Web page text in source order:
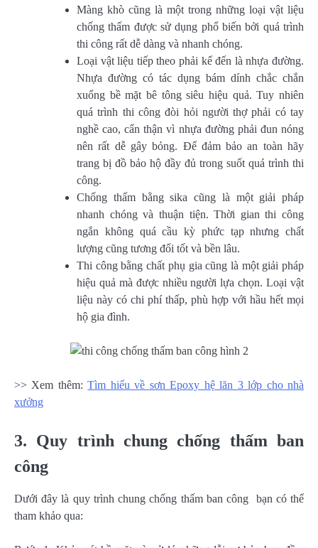
Màng khò cũng là một trong những loại vật liệu
chống thấm được sử dụng phổ biến bởi quá trình
thi công rất dễ dàng và nhanh chóng.
Loại vật liệu tiếp theo phải kể đến là nhựa đường.
Nhựa đường có tác dụng bám dính chắc chắn
xuống bề mặt bê tông siêu hiệu quả. Tuy nhiên
quá trình thi công đòi hỏi người thợ phải có tay
nghề cao, cẩn thận vì nhựa đường phải đun nóng
nên rất dễ gây bỏng. Để đảm bảo an toàn hãy
trang bị đồ bảo hộ đầy đủ trong suốt quá trình thi
công.
Chống thấm bằng sika cũng là một giải pháp
nhanh chóng và thuận tiện. Thời gian thi công
ngắn không quá cầu kỳ phức tạp nhưng chất
lượng cũng tương đối tốt và bền lâu.
Thi công bằng chất phụ gia cũng là một giải pháp
hiệu quả mà được nhiều người lựa chọn. Loại vật
liệu này có chi phí thấp, phù hợp với hầu hết mọi
hộ gia đình.
>> Xem thêm:Tìm hiểu về sơn Epoxy hệ lăn 3 lớp cho nhà
xưởng
3. Quy trình chung chống thấm ban
công
Dưới đây là quy trình chung chống thấm ban công bạn có thể
tham khảo qua: